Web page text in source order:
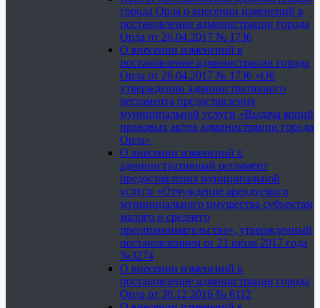
города Орла о внесении изменений в
постановление администрации города
Орла от 26.04.2017 № 1736
О внесении изменений в
постановление администрации города
Орла от 26.04.2017 № 1736 «Об
утверждении административного
регламента предоставления
муниципальной услуги «Выдача копий
правовых актов администрации города
Орла»
О внесении изменений в
административный регламент
предоставления муниципальной
услуги «Отчуждение арендуемого
муниципального имущества субъектам
малого и среднего
предпринимательства», утвержденный
постановлением от 21 июля 2017 года
№3274
О внесении изменений в
постановление администрации города
Орла от 30.12.2016 № 6112